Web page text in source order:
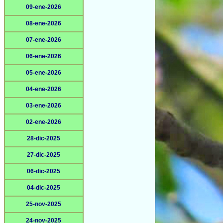
09-ene-2026
08-ene-2026
07-ene-2026
06-ene-2026
05-ene-2026
04-ene-2026
03-ene-2026
02-ene-2026
28-dic-2025
27-dic-2025
06-dic-2025
04-dic-2025
25-nov-2025
24-nov-2025